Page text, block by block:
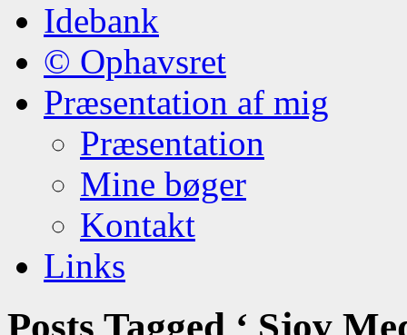
Idebank
© Ophavsret
Præsentation af mig
Præsentation
Mine bøger
Kontakt
Links